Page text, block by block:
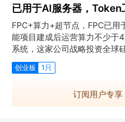
已用于AI服务器，Token
运营算力不少于4万P，
超节点系统
FPC+算力+超节点，FPC已用
能项目建成后运营算力不少于
系统，这家公司战略投资全球
创业板 1只
订阅用户专